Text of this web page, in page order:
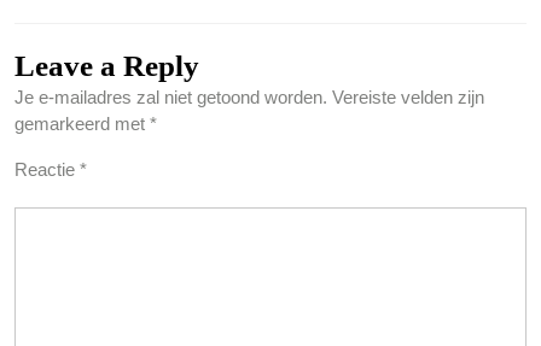
Leave a Reply
Je e-mailadres zal niet getoond worden. Vereiste velden zijn
gemarkeerd met *
Reactie *